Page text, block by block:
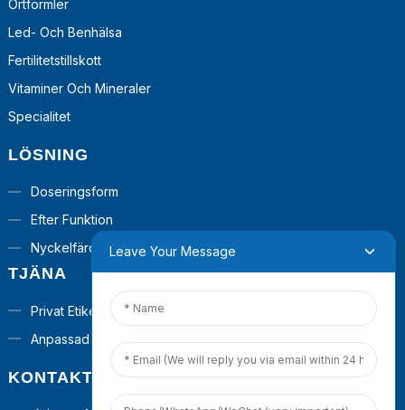
Örtformler
Led- Och Benhälsa
Fertilitetstillskott
Vitaminer Och Mineraler
Specialitet
LÖSNING
Doseringsform
Efter Funktion
Nyckelfärdiga Lösningar
TJÄNA
Privat Etikett
Anpassad Formel
KONTAKTA OSS
Leave Your Message